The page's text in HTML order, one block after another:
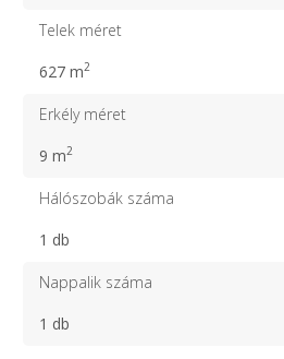
Telek méret
627 m2
Erkély méret
9 m2
Hálószobák száma
1 db
Nappalik száma
1 db